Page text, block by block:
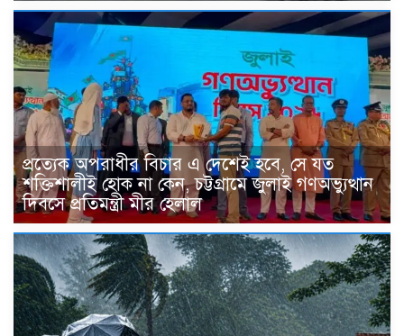
প্রত্যেক অপরাধীর বিচার এ দেশেই হবে, সে যত
শক্তিশালীই হোক না কেন, চট্টগ্রামে জুলাই গণঅভ্যুত্থান
দিবসে প্রতিমন্ত্রী মীর হেলাল